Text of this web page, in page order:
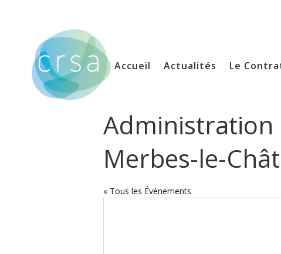
Accueil Actualités Le
Administration
Merbes-le-
« Tous les Évènements